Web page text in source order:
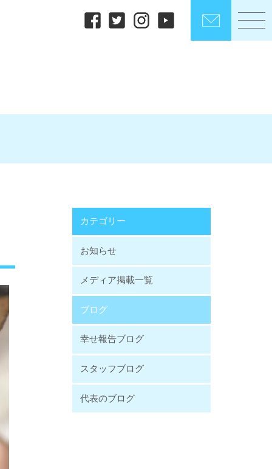
カテゴリー
お知らせ
メディア掲載一覧
ブログ
幸せ報告ブログ
スタッフブログ
代表のブログ